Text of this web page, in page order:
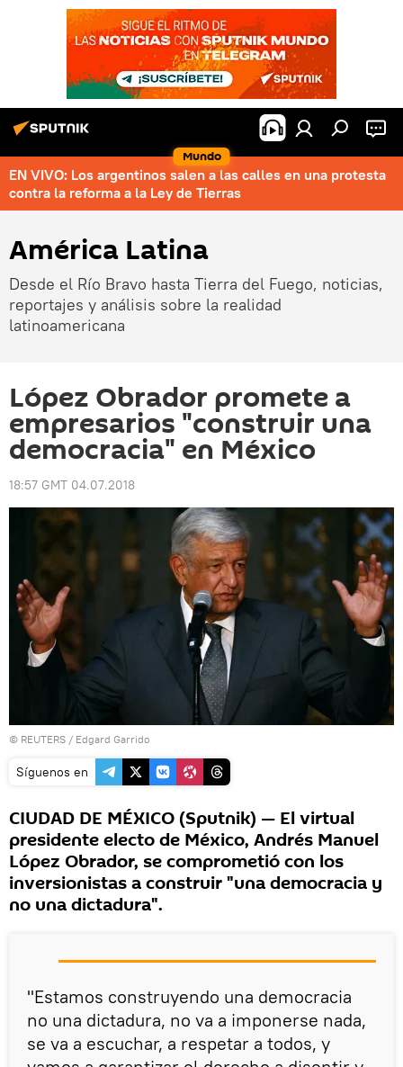
Mundo
EN VIVO: Los argentinos salen a las calles en una protesta
contra la reforma a la Ley de Tierras
América Latina
Desde el Río Bravo hasta Tierra del Fuego, noticias,
reportajes y análisis sobre la realidad
latinoamericana
López Obrador promete a
empresarios "construir una
democracia" en México
18:57 GMT 04.07.2018
© REUTERS / Edgard Garrido
Síguenos en
CIUDAD DE MÉXICO (Sputnik) — El virtual
presidente electo de México, Andrés Manuel
López Obrador, se comprometió con los
inversionistas a construir "una democracia y
no una dictadura".
"Estamos construyendo una democracia
no una dictadura, no va a imponerse nada,
se va a escuchar, a respetar a todos, y